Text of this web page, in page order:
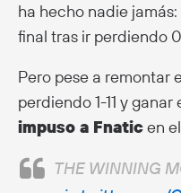
ha hecho nadie jamás:
final tras ir perdiendo
Pero pese a remontar
perdiendo 1-11 y
impuso a Fnaticen
THE WINNING